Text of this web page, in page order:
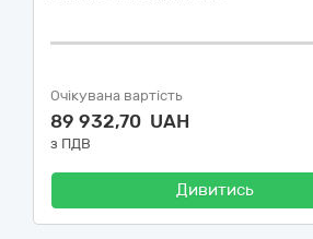
Очікувана вартість
89 932,70 UAH
з ПДВ
Дивитись